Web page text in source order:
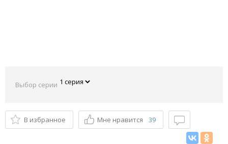
Выбор серии
В избранное Мне нравится 39